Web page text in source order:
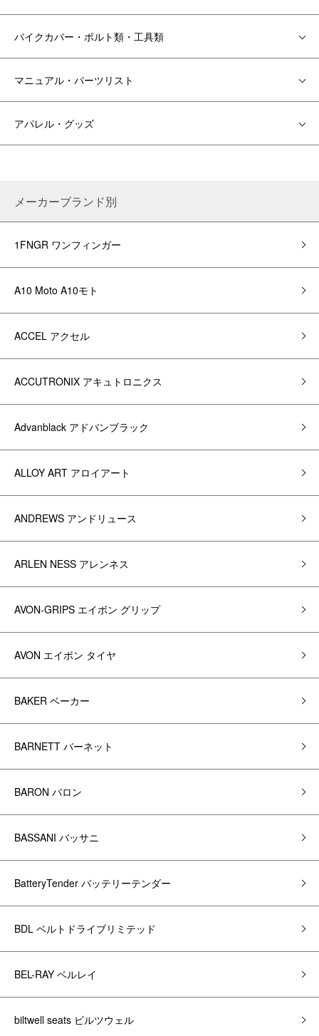
バイクカバー・ボルト類・工具類
マニュアル・パーツリスト
アパレル・グッズ
メーカーブランド別
1FNGR ワンフィンガー
A10 Moto A10モト
ACCEL アクセル
ACCUTRONIX アキュトロニクス
Advanblack アドバンブラック
ALLOY ART アロイアート
ANDREWS アンドリュース
ARLEN NESS アレンネス
AVON-GRIPS エイボン グリップ
AVON エイボン タイヤ
BAKER ベーカー
BARNETT バーネット
BARON バロン
BASSANI バッサニ
BatteryTender バッテリーテンダー
BDL ベルトドライブリミテッド
BEL-RAY ベルレイ
biltwell seats ビルツウェル